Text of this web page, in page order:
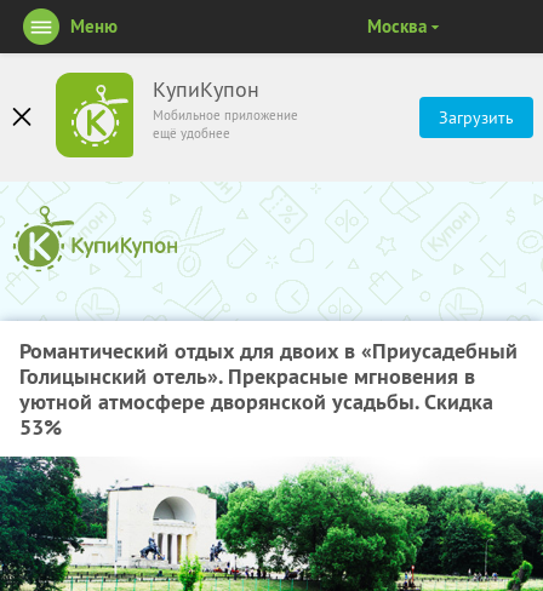
КупиКупон
Мобильное приложение
ещё удобнее
Загрузить
Меню Москва
Романтический отдых для двоих в «Приусадебный
Голицынский отель». Прекрасные мгновения в
уютной атмосфере дворянской усадьбы. Скидка
53%